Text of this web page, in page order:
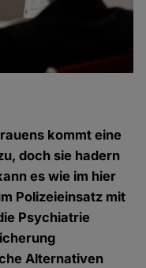
kommt eine
doch sie hadern
es wie im hier
Polizeieinsatz mit
Psychiatrie
Alternativen